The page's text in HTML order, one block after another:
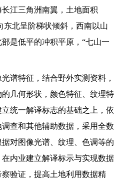
江三角洲南翼，土地面积
东北呈阶梯状倾斜，西南以山
是低平的冲积平原，“七山一
谱特征，结合野外实测资料，
几何形状，颜色特征、纹理特
统一解译标志的基础之上，依
查和其他辅助数据，采用全数
对图像光谱、纹理、色调等的
内业建立解译标示与实现数据
验证，提高土地利用数据精